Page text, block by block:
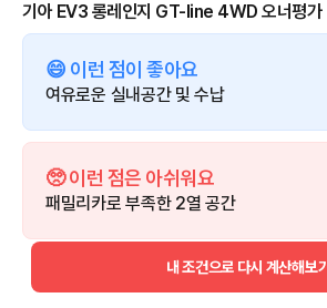
기아 EV3 롱레인지 GT-line 4WD 오너평가
😄 이런 점이 좋아요
여유로운 실내공간 및 수납
🥺 이런 점은 아쉬워요
패밀리카로 부족한 2열 공간
내 조건으로 다시 계산해보기